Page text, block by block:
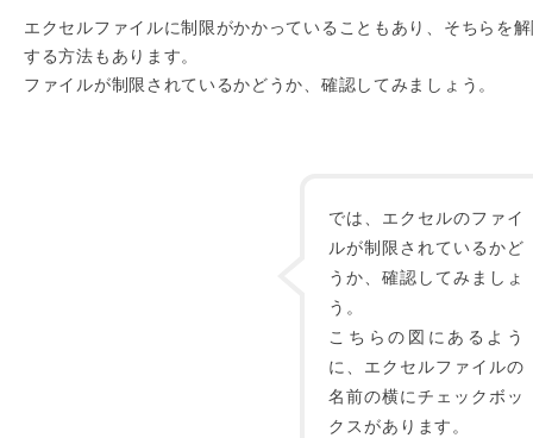
エクセルファイルに制限がかかっていることもあり、そちらを
する方法もあります。
ファイルが制限されているかどうか、確認してみましょう。
では、エクセルのファイ
ルが制限されているかど
うか、確認してみましょ
う。
こちらの図にあるよう
に、エクセルファイルの
名前の横にチェックボッ
クスがあります。